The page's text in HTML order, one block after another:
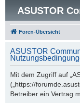
ASUSTOR
Foren-Übersicht
ASUSTOR
Mit dem Zugriff auf
(„https://
Betreiber ein Vertrag